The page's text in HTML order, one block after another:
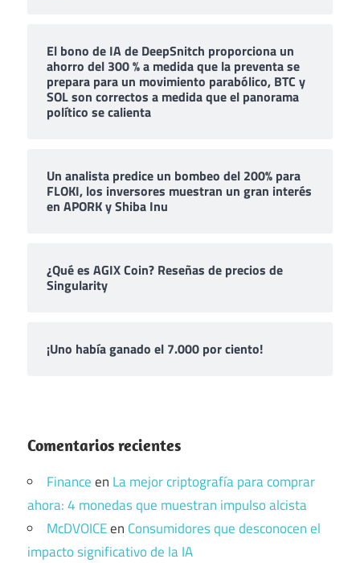
El bono de IA de DeepSnitch proporciona un
ahorro del 300 % a medida que la preventa se
prepara para un movimiento parabólico, BTC y
SOL son correctos a medida que el panorama
político se calienta
Un analista predice un bombeo del 200% para
FLOKI, los inversores muestran un gran interés
en APORK y Shiba Inu
¿Qué es AGIX Coin? Reseñas de precios de
Singularity
¡Uno había ganado el 7.000 por ciento!
Comentarios recientes
Financeen La mejor criptografía para comprar
ahora: 4 monedas que muestran impulso alcista
McDVOICEen Consumidores que desconocen el
impacto significativo de la IA